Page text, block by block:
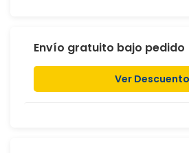
Envío gratuito bajo pedido
Ver Descuento